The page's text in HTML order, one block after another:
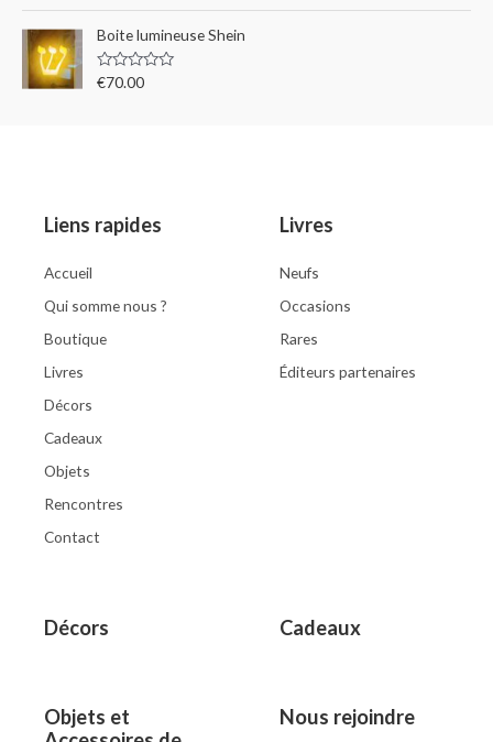
of 5
Boite lumineuse Shein
R
f
€70.00
Liens rapides
Accueil
Qui somme nous ?
Boutique
Livres
Décors
Cadeaux
Objets
Rencontres
Contact
Livres
Neufs
Occasions
Rares
Éditeurs partenaires
Décors Cadeaux
Objets et
Nous rejoindre